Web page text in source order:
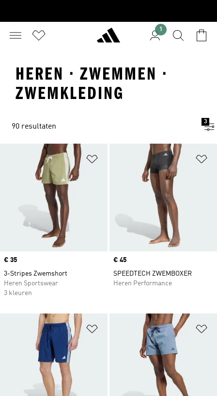
1
HEREN · ZWEMMEN ·
ZWEMKLEDING
90 resultaten
3
Op verlanglijst zetten
Price
€ 35
3-Stripes Zwemshort
Heren Sportswear
3 kleuren
Price
€ 45
SPEEDTECH ZWEMBOXER
Heren Performance
Op verlanglijst zetten